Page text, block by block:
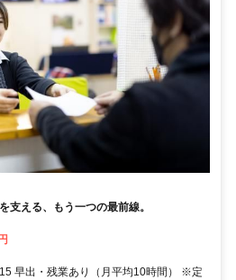
支える、もう一つの最前線。
早出・残業あり（月平均10時間） ※定